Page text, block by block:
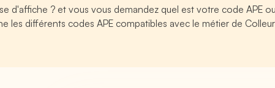
d'affiche ? et vous vous demandez quel est votre code APE
les différents codes APE compatibles avec le métier de